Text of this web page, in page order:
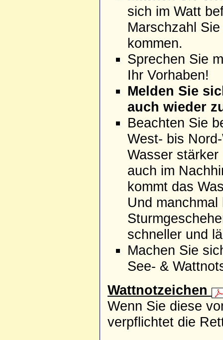
sich im Watt
Marschzahl
kommen.
Sprechen Sie
Ihr Vorhaben!
Melden Sie
auch wieder
Beachten Sie
West- bis
Wasser
auch im
kommt das
Und
schneller und
Machen Sie
See- &
Wattnotzeichen
Wenn Sie diese
verpflichtet die